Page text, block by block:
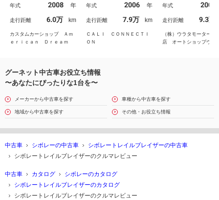
年式 2008 年
走行距離 6.0万 km
カスタムカーショップ Ａｍ
ｅｒｉｃａｎ Ｄｒｅａｍ
年式 2006 年
走行距離 7.9万 km
ＣＡＬＩ ＣＯＮＮＥＣＴＩ
ＯＮ
ラ ＥＴＣ 革調シ
カバー 社外１８イ
アルミ ＵＳ仕様ヘ
ライト・フロントグ
ル・テールランプ
年式 2005
走行距離 9.3万
（株）ウラタモータース
店 オートショップヴィ
グーネット中古車お役立ち情報
〜あなたにぴったりな1台を〜
メーカーから中古車を探す 車種から中古車を探す
地域から中古車を探す その他・お役立ち情報
中古車 シボレーの中古車
シボレートレイルブレイザーの中古車
シボレートレイルブレイザーのクルマレビュー
中古車 カタログ
シボレーのカタログ
シボレートレイルブレイザーのカタログ
シボレートレイルブレイザーのクルマレビュー